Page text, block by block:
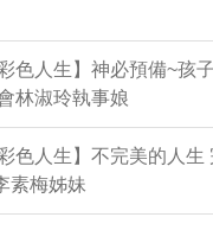
色人生】神必預備~孩
林淑玲執事娘
色人生】不完美的人生
素梅姊妹